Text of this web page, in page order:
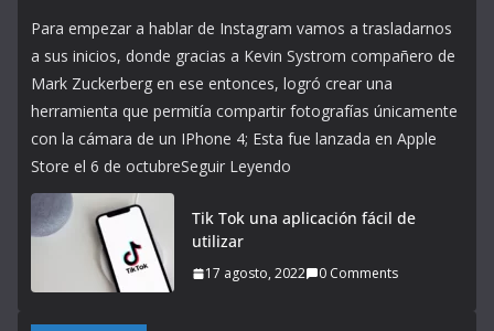
Para empezar a hablar de Instagram vamos a trasladarnos
a sus inicios, donde gracias a Kevin Systrom compañero de
Mark Zuckerberg en ese entonces, logró crear una
herramienta que permitía compartir fotografías únicamente
con la cámara de un IPhone 4; Esta fue lanzada en Apple
Store el 6 de octubreSeguir Leyendo
Tik Tok una aplicación fácil de
utilizar
17 agosto, 2022 0 Comments